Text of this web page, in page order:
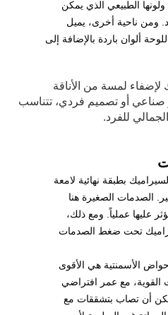
ولونها الطبيعي الذي يمكن
ومن ناحية أخرى، يميل
ألوان باردة بالإضافة إلى
لمسة من الأناقة
أو تصميم فردي، تتناسب
للفرد.
بطبقة نهائية لامعة
الصدمات الصغيرة هنا
عليها عملياً. ومع ذلك،
تحت ضغط الصدمات
الأسمنتية هي الأقوى
القوية، مع عمر افتراضي
أن تصاب بتشققات مع